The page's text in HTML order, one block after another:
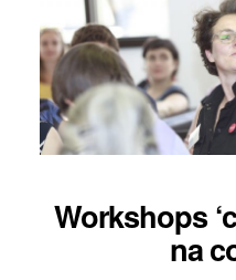
Workshops
na